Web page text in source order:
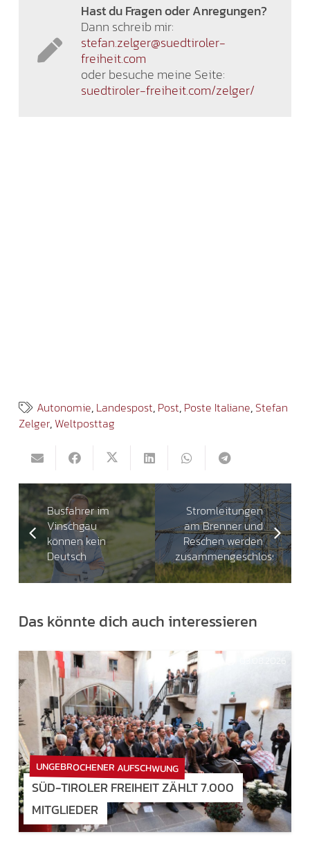
Hast du Fragen oder Anregungen?
Dann schreib mir:
stefan.zelger@suedtiroler-
freiheit.com
oder besuche meine Seite:
suedtiroler-freiheit.com/zelger/
Autonomie, Landespost, Post, Poste Italiane, Stefan
Zelger, Weltposttag
Busfahrer im
Vinschgau
können kein
Deutsch
Stromleitungen
am Brenner und
Reschen werden
zusammengeschlossen
Das könnte dich auch interessieren
03.08.2026
UNGEBROCHENER AUFSCHWUNG
SÜD-TIROLER FREIHEIT ZÄHLT 7.000
MITGLIEDER